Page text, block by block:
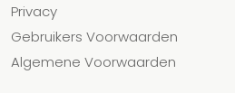
Privacy
Gebruikers Voorwaarden
Algemene Voorwaarden